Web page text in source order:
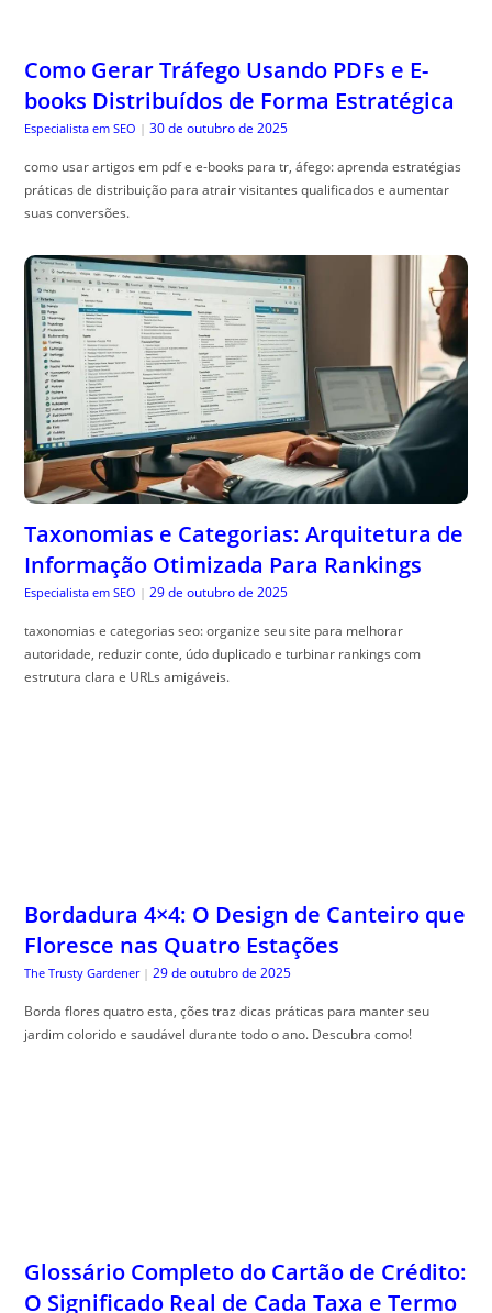
Como Gerar Tráfego Usando PDFs e E-
books Distribuídos de Forma Estratégica
Especialista em SEO | 30 de outubro de 2025
como usar artigos em pdf e e-books para tr, áfego: aprenda estratégias
práticas de distribuição para atrair visitantes qualificados e aumentar
suas conversões.
Taxonomias e Categorias: Arquitetura de
Informação Otimizada Para Rankings
Especialista em SEO | 29 de outubro de 2025
taxonomias e categorias seo: organize seu site para melhorar
autoridade, reduzir conte, údo duplicado e turbinar rankings com
estrutura clara e URLs amigáveis.
Bordadura 4×4: O Design de Canteiro que
Floresce nas Quatro Estações
The Trusty Gardener | 29 de outubro de 2025
Borda flores quatro esta, ções traz dicas práticas para manter seu
jardim colorido e saudável durante todo o ano. Descubra como!
Glossário Completo do Cartão de Crédito:
O Significado Real de Cada Taxa e Termo